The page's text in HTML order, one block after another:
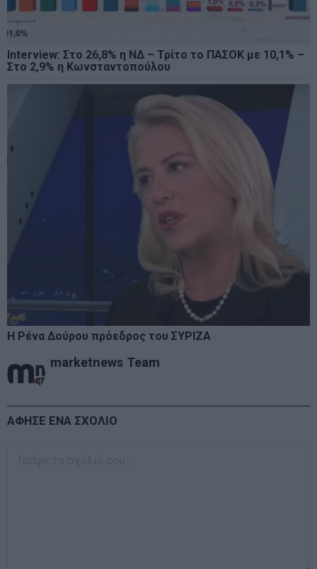
Interview: Στο 26,8% η ΝΔ – Τρίτο το ΠΑΣΟΚ με 10,1% –
Στο 2,9% η Κωνσταντοπούλου
Η Ρένα Δούρου πρόεδρος του ΣΥΡΙΖΑ
marketnews Team
ΑΦΗΣΕ ΕΝΑ ΣΧΟΛΙΟ